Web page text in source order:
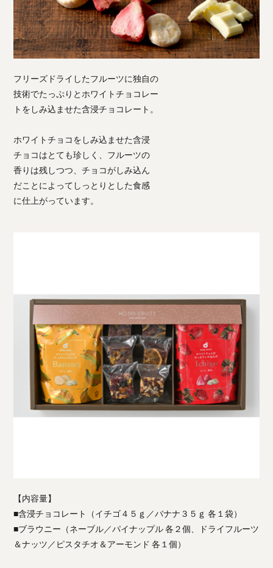
フリーズドライしたフルーツに独自の
技術でたっぷりとホワイトチョコレー
トをしみ込ませた含浸チョコレート。
ホワイトチョコをしみ込ませた含浸
チョコはとても珍しく、フルーツの
香りは残しつつ、チョコがしみ込ん
だことによってしっとりとした食感
に仕上がっています。
【内容量】
■含浸チョコレート（イチゴ４５ｇ／バナナ３５ｇ 各１袋）
■ブラウニー（ネーブル／パイナップル 各２個、ドライフルーツ
＆ナッツ／ピスタチオ＆アーモンド 各１個）